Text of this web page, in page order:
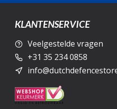
KLANTENSERVICE
Veelgestelde vragen
+31 35 234 0858